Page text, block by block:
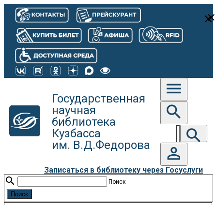
Государственная
научная
библиотека
Кузбасса
им. В.Д.Федорова
menu
search
search
person_outline
Записаться в библиотеку через Госуслуги
close
search Поиск
close